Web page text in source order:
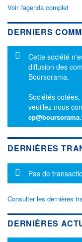
Voir l'agenda complet
DERNIERS
Message
Cette société
diffusion des
Boursorama.
Sociétés
veuillez nous
DERNIÈRES
Message
Pas de
Consulter les dernières
DERNIÈRES